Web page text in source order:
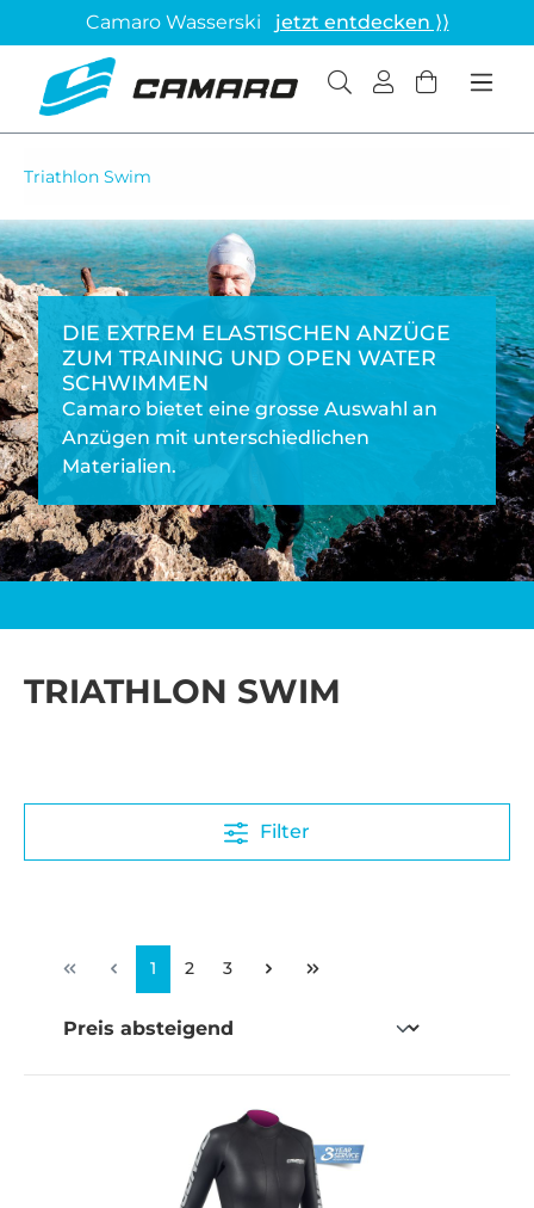
Camaro Wasserski jetzt entdecken ⟩⟩
Triathlon Swim
DIE EXTREM ELASTISCHEN ANZÜGE
ZUM TRAINING UND OPEN WATER
SCHWIMMEN
Camaro bietet eine grosse Auswahl an
Anzügen mit unterschiedlichen
Materialien.
TRIATHLON SWIM
Filter
1 2 3